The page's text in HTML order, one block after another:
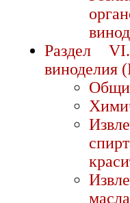
Раздел
виноделия